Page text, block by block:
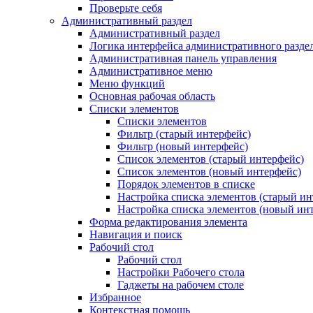
Проверьте себя
Административный раздел
Административный раздел
Логика интерфейса административного
Административная панель управления
Административное меню
Меню функций
Основная рабочая область
Списки элементов
Списки элементов
Фильтр (старый интерфейс)
Фильтр (новый интерфейс)
Список элементов (старый интерфейс)
Список элементов (новый интерфейс)
Порядок элементов в списке
Настройка списка элементов (старый
Настройка списка элементов (новый
Форма редактирования элемента
Навигация и поиск
Рабочий стол
Рабочий стол
Настройки Рабочего стола
Гаджеты на рабочем столе
Избранное
Контекстная помощь